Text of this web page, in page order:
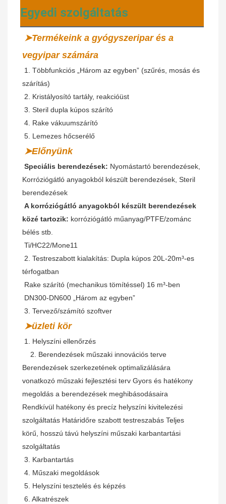
Egyedi szolgáltatás
➤Termékeink a gyógyszeripar és a
vegyipar számára
szárítás)
2. Kristályosító tartály, reakcióüst
3. Steril dupla kúpos szárító
4. Rake vákuumszárító
5. Lemezes hőcserélő
➤Előnyünk
Speciális berendezések: Nyomástartó berendezések,
Korróziógátló anyagokból készült berendezések, Steril
berendezések
A korróziógátló anyagokból készült berendezések
közé tartozik: korróziógátló műanyag/PTFE/zománc
bélés stb.
Ti/HC22/Mone11
2. Testreszabott kialakítás: Dupla kúpos 20L-20m³-es
térfogatban
Rake szárító (mechanikus tömítéssel) 16 m³-ben
DN300-DN600 „Három az egyben”
3. Tervező/számító szoftver
➤üzleti kör
1. Helyszíni ellenőrzés
   2.
Berendezések műszaki innovációs terve
Berendezések szerkezetének optimalizálására
vonatkozó műszaki fejlesztési terv Gyors és hatékony
megoldás a berendezések meghibásodásaira
Rendkívül hatékony és precíz helyszíni kivitelezési
szolgáltatás Határidőre szabott testreszabás Teljes
körű, hosszú távú helyszíni műszaki karbantartási
szolgáltatás
3. Karbantartás
4. Műszaki megoldások
5. Helyszíni tesztelés és képzés
6. Alkatrészek